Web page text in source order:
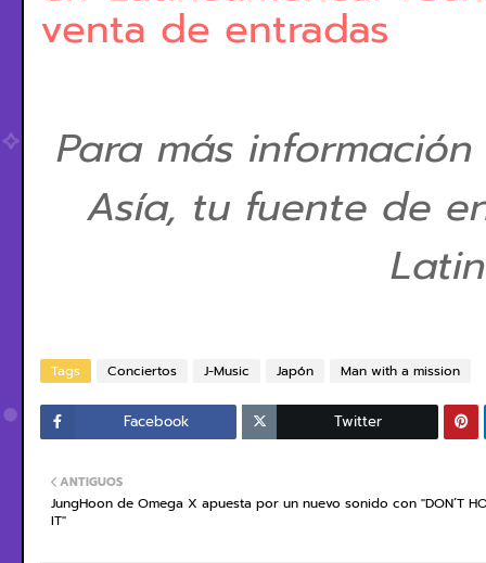
venta de entradas
Para más
Asía, tu fuente de
Tags Conciertos J-Music Japón Man with a mission
Facebook Twitter
ANTIGUOS
JungHoon de Omega X apuesta por un nuevo sonido con "DON’T
IT"